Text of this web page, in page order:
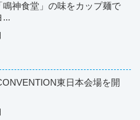
鳴神食堂」の味をカップ麺で
...
東日本会場を開